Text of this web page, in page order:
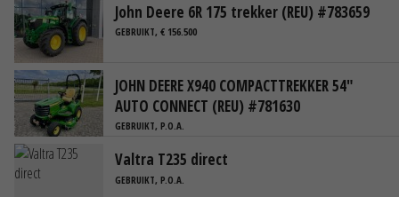
John Deere 6R 175 trekker (REU) #783659
GEBRUIKT, € 156.500
JOHN DEERE X940 COMPACTTREKKER 54"
AUTO CONNECT (REU) #781630
GEBRUIKT, P.O.A.
Valtra T235 direct
GEBRUIKT, P.O.A.